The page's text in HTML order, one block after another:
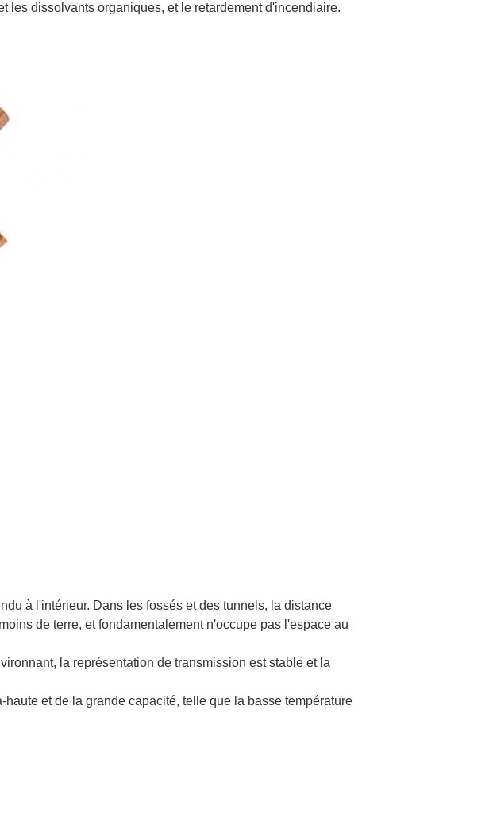
les dissolvants organiques, et le retardement d'incendiaire.
à l'intérieur. Dans les fossés et des tunnels, la distance
de terre, et fondamentalement n'occupe pas l'espace au
la représentation de transmission est stable et la
et de la grande capacité, telle que la basse température